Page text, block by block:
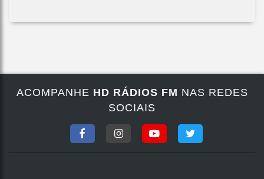
ACOMPANHE HD RÁDIOS FM NAS REDES
SOCIAIS